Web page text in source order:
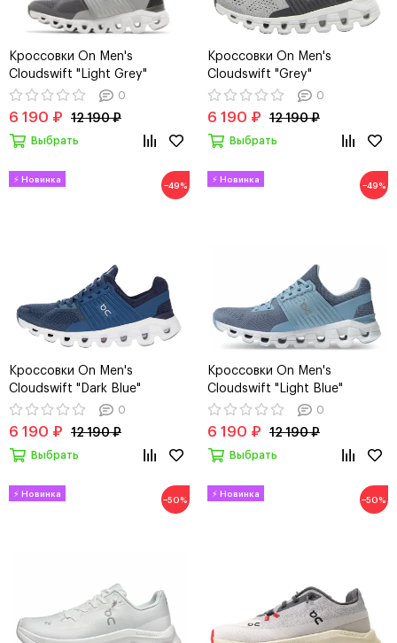
Кроссовки On Men's
Cloudswift "Light Grey"
0
6 190 ₽ 12 190 ₽
Выбрать
Кроссовки On Men's
Cloudswift "Grey"
0
6 190 ₽ 12 190 ₽
Выбрать
−49%
Кроссовки On Men's
Cloudswift "Dark Blue"
0
6 190 ₽ 12 190 ₽
Выбрать
−49%
Кроссовки On Men's
Cloudswift "Light Blue"
0
6 190 ₽ 12 190 ₽
Выбрать
−50% −50%